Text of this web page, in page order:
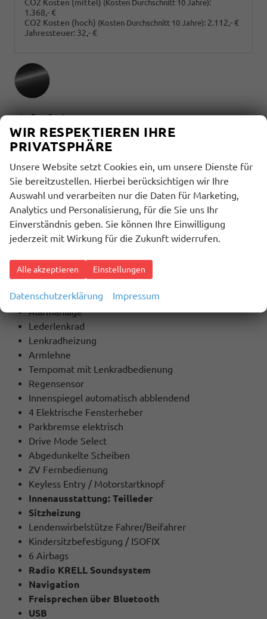
CO2 Kosten (mittel) (Kosten Durchschnitt 10 Jahre):
1.368,- €
CO2 Kosten (hoch) (Kosten Durchschnitt 10 Jahre): 2.112,- €
Jahressteuer: 32,- €
Außenfarbe
Abyss Black
Innenausstattung
Innenausstattung
Schwarz
BESCHREIBUNG
Klimaautomatik
Alarmanlage
Lederlenkrad
Lenkradheizung
Armlehne
Tempomat mit Lenkradbedienung
Regensensor
Innenspiegel automatisch abblendend
4 Elektrische Fensterheber
Parkbremse elektrisch
Drive Mode Select
Abgedunkelte Scheiben
ZV Fernbedienung
Keyless Entry / Motorstartknopf
Innenausstattung: Teilleder
Sitzheizung
Lendenwirbelstütze Fahrer/Beifahrer
Kindersitzbefestigung / ISOFIX
6 Airbags
Radio KRELL Soundsystem
Navigation
Freisprechen über Bluetooth
USB
WIR RESPEKTIEREN IHRE
PRIVATSPHÄRE
Unsere Website setzt Cookies ein, um unsere Dienste für
Sie bereitzustellen. Hierbei berücksichtigen wir Ihre
Auswahl und verarbeiten nur die Daten für Marketing,
Analytics und Personalisierung, für die Sie uns Ihr
Einverständnis geben. Sie können Ihre Einwilligung
jederzeit mit Wirkung für die Zukunft widerrufen.
Alle akzeptieren Einstellungen
Datenschutzerklärung Impressum